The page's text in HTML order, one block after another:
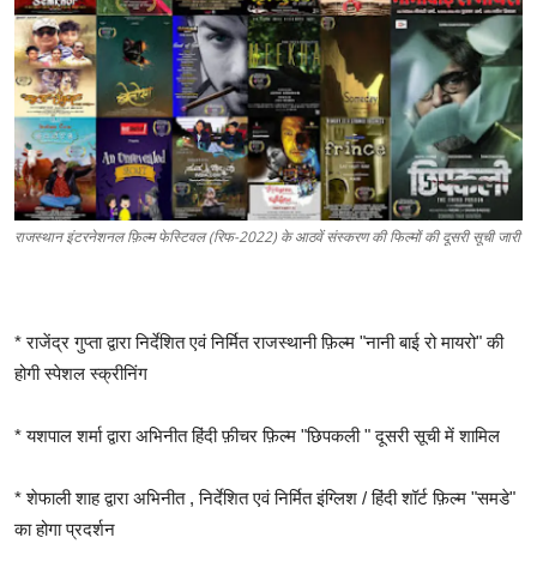
टेक्नोलॉजी
देश
बिज़नेस
English
राजस्थान इंटरनेशनल फ़िल्म फेस्टिवल (रिफ-2022) के आठवें संस्करण की फिल्मों की दूसरी सूची जारी
* राजेंद्र गुप्ता द्वारा निर्देशित एवं निर्मित राजस्थानी फ़िल्म "नानी बाई रो मायरो" की
होगी स्पेशल स्क्रीनिंग
* यशपाल शर्मा द्वारा अभिनीत हिंदी फ़ीचर फ़िल्म "छिपकली " दूसरी सूची में शामिल
* शेफाली शाह द्वारा अभिनीत , निर्देशित एवं निर्मित इंग्लिश / हिंदी शॉर्ट फ़िल्म "समडे"
का होगा प्रदर्शन